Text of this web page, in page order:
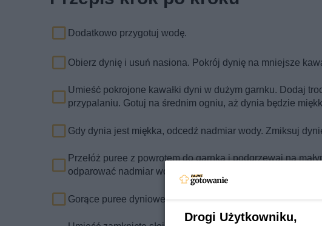
Dodatkowo przygotuj wodę.
Obierz dynię i usuń nasiona. Pokrój dynię na mniejsze
Umieść pokrojone kawałki dyni w dużym garnku. Dodaj
przypalaniu. Gotuj na średnim ogniu, aż dynia będzie
Gdy dynia jest miękka, odcedź nadmiar wody. Zmiksuj
Przełóż puree z powrotem do garnka i podgrzewaj na
odparować nadmiar wody.
Gorące puree dyniowe przełóż do wysterylizowanych
Drogi Użytkowniku,